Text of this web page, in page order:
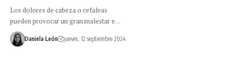
Los dolores de cabeza o cefaleas
pueden provocar un gran malestar e…
Daniela León jueves, 12 septiembre 2024